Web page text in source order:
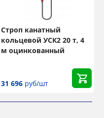
Строп канатный
кольцевой УСК2 20 т, 4
м оцинкованный
31 696 руб/шт